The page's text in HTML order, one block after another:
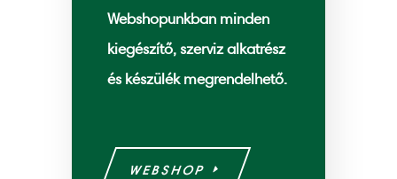
Webshopunkban minden
kiegészítő, szerviz alkatrész
és készülék megrendelhető.
WEBSHOP